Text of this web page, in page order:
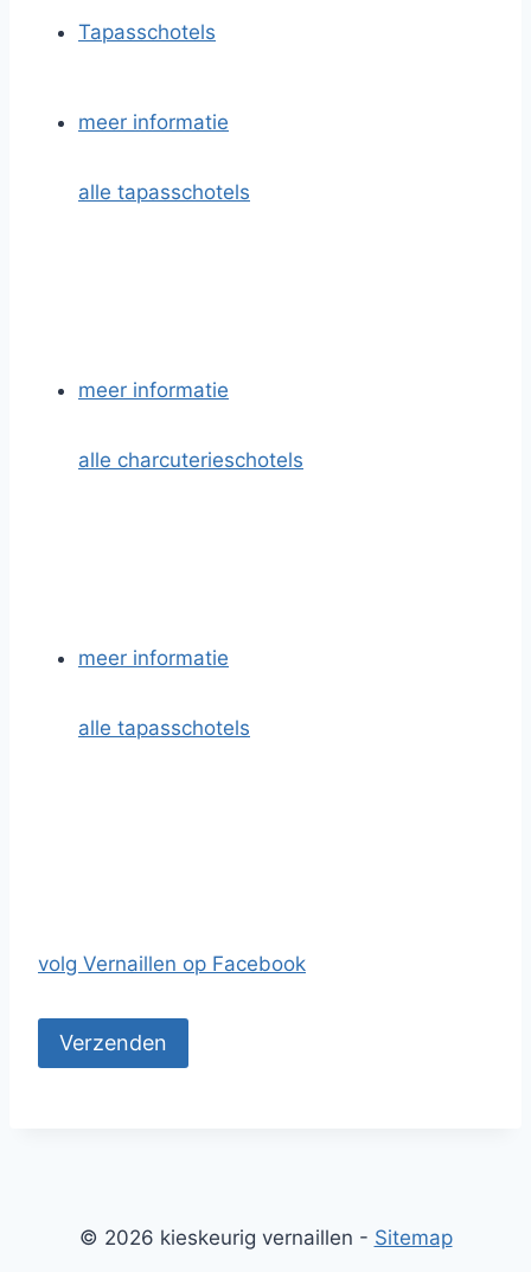
Tapasschotels
meer informatie
alle tapasschotels
meer informatie
alle charcuterieschotels
meer informatie
alle tapasschotels
volg Vernaillen op Facebook
© 2026 kieskeurig vernaillen - Sitemap